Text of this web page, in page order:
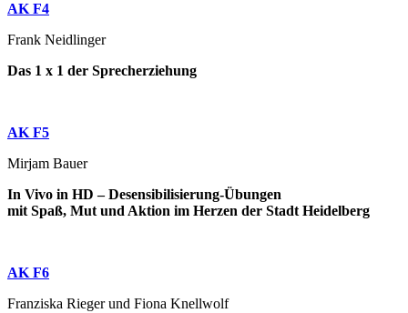
AK F4
Frank Neidlinger
Das 1 x 1 der Sprecherziehung
AK F5
Mirjam Bauer
In Vivo in HD – Desensibilisierung-Übungen
mit Spaß, Mut und Aktion im Herzen der Stadt Heidelberg
AK F6
Franziska Rieger und Fiona Knellwolf